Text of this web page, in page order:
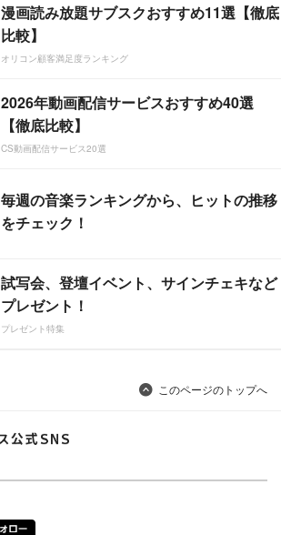
漫画読み放題サブスクおすすめ11選【徹底
比較】
オリコン顧客満足度ランキング
2026年動画配信サービスおすすめ40選
【徹底比較】
CS動画配信サービス20選
毎週の音楽ランキングから、ヒットの推移
をチェック！
試写会、登壇イベント、サインチェキなど
プレゼント！
プレゼント特集
このページのトップへ